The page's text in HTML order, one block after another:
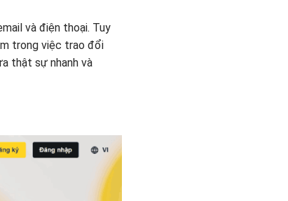
và điện thoại. Tuy
trong việc trao đổi
thật sự nhanh và